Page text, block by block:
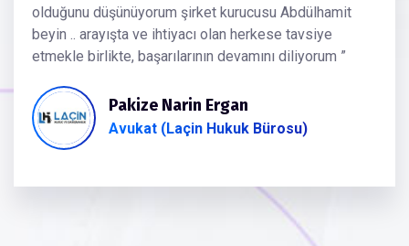
olduğunu düşünüyorum şirket kurucusu Abdülhamit
beyin .. arayışta ve ihtiyacı olan herkese tavsiye
etmekle birlikte, başarılarının devamını diliyorum ”
Pakize Narin Ergan
Avukat (Laçin Hukuk Bürosu)